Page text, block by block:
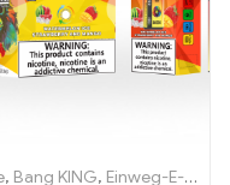
E-Zigaretten Litauen
, Bang KING, Einweg-E-Zigaretten Litauen